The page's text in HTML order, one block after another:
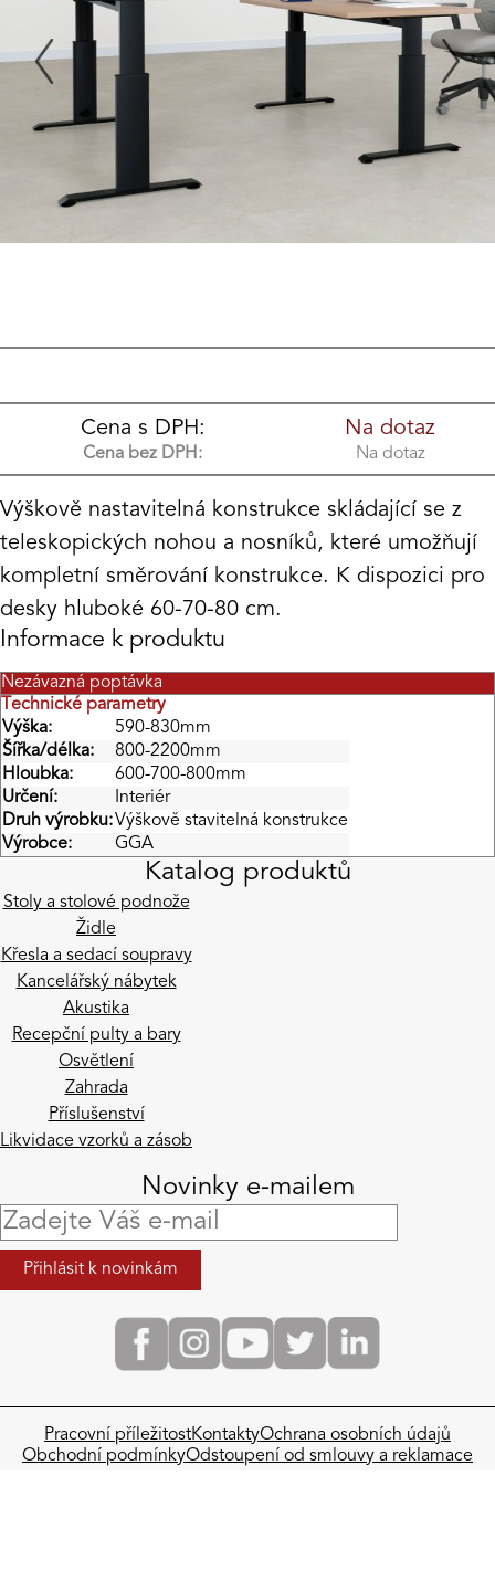
Výškově nastavitelná konstrukce skládající se z
teleskopických nohou a nosníků, které umožňují
kompletní směrování konstrukce. K dispozici pro
desky hluboké 60-70-80 cm.
Cena s DPH: Na dotaz
Cena bez DPH: Na dotaz
Informace k produktu
Technické parametry
Nezávazná poptávka
Výška:
590-830mm
Šířka/délka:
800-2200mm
Hloubka:
600-700-800mm
Určení:
Interiér
Druh výrobku:Výškově stavitelná konstrukce
Výrobce:
GGA
Katalog produktů
Stoly a stolové podnože
Židle
Křesla a sedací soupravy
Kancelářský nábytek
Akustika
Recepční pulty a bary
Osvětlení
Zahrada
Příslušenství
Likvidace vzorků a zásob
Novinky e-mailem
Pracovní příležitostKontaktyOchrana osobních údajů
Obchodní podmínky​Odstoupení od smlouvy a reklamace